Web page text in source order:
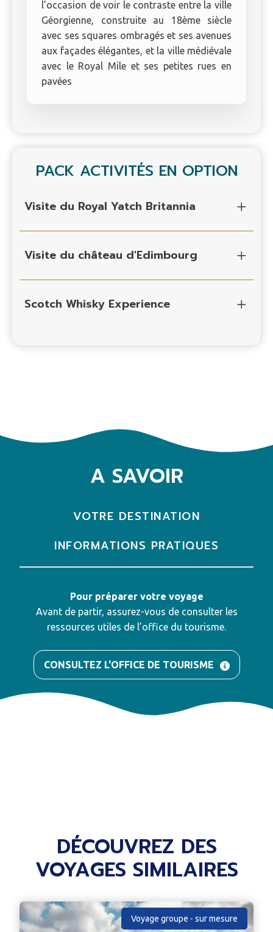
l’occasion de voir le contraste entre la ville
Géorgienne, construite au 18ème siècle
avec ses squares ombragés et ses avenues
aux façades élégantes, et la ville médiévale
avec le Royal Mile et ses petites rues en
pavées
PACK ACTIVITÉS EN OPTION
Visite du Royal Yatch Britannia
Visite du château d'Edimbourg
Scotch Whisky Experience
A SAVOIR
VOTRE DESTINATION
INFORMATIONS PRATIQUES
Pour préparer votre voyage
Avant de partir, assurez-vous de consulter les
ressources utiles de l’office du tourisme.
CONSULTEZ L'OFFICE DE TOURISME
DÉCOUVREZ DES
VOYAGES SIMILAIRES
Voyage groupe - sur mesure